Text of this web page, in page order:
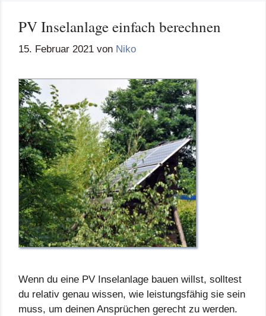
PV Inselanlage einfach berechnen
15. Februar 2021 von Niko
Wenn du eine PV Inselanlage bauen willst, solltest
du relativ genau wissen, wie leistungsfähig sie sein
muss, um deinen Ansprüchen gerecht zu werden.